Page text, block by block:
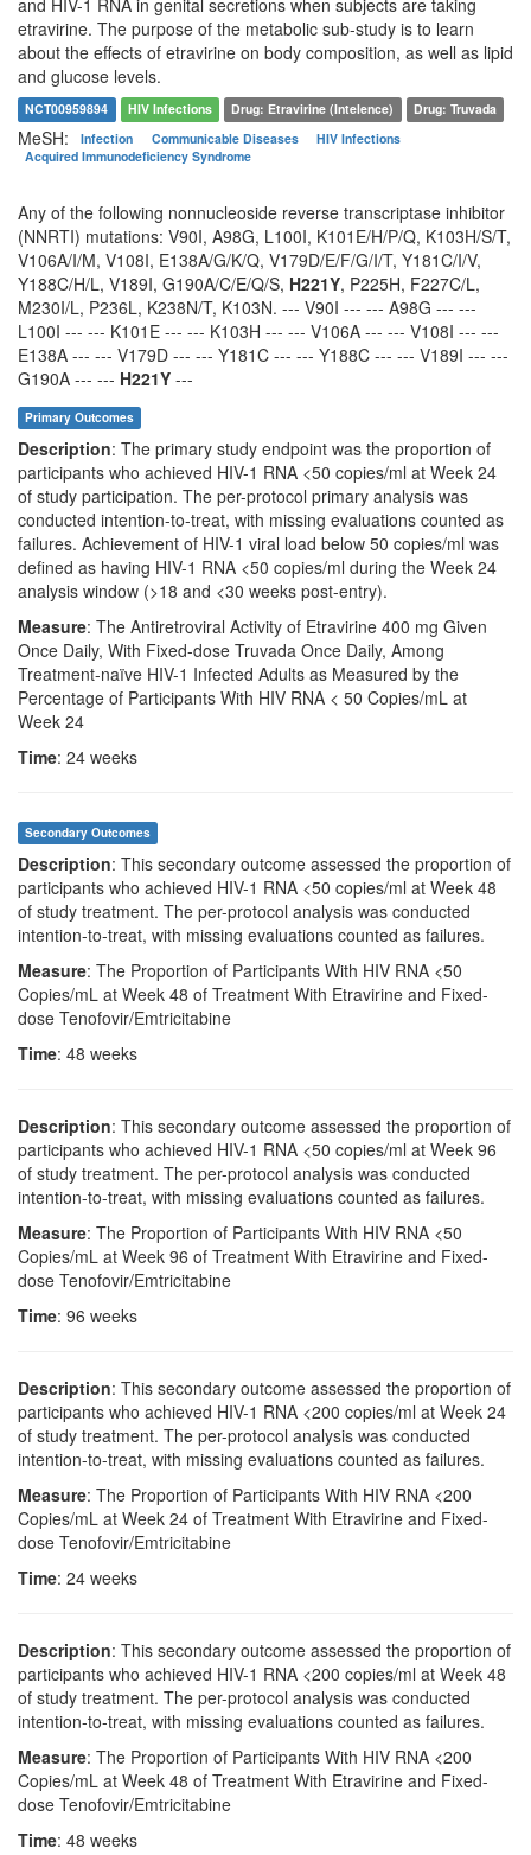
etravirine. The purpose of the metabolic sub-study is to learn
about the effects of etravirine on body composition, as well as lipid
and glucose levels.
NCT00959894 HIV Infections Drug: Etravirine (Intelence) Drug: Truvada
MeSH: Infection Communicable Diseases
HIV Infections
Acquired Immunodeficiency Syndrome
Any of the following nonnucleoside reverse transcriptase inhibitor
(NNRTI) mutations: V90I, A98G, L100I, K101E/H/P/Q, K103H/S/T,
V106A/I/M, V108I, E138A/G/K/Q, V179D/E/F/G/I/T, Y181C/I/V,
Y188C/H/L, V189I, G190A/C/E/Q/S, H221Y, P225H, F227C/L,
M230I/L, P236L, K238N/T, K103N. --- V90I --- --- A98G --- ---
L100I --- --- K101E --- --- K103H --- --- V106A --- --- V108I --- ---
E138A --- --- V179D --- --- Y181C --- --- Y188C --- --- V189I --- ---
G190A --- --- H221Y ---
Primary Outcomes
Description: The primary study endpoint was the proportion of
participants who achieved HIV-1 RNA <50 copies/ml at Week 24
of study participation. The per-protocol primary analysis was
conducted intention-to-treat, with missing evaluations counted as
failures. Achievement of HIV-1 viral load below 50 copies/ml was
defined as having HIV-1 RNA <50 copies/ml during the Week 24
analysis window (>18 and <30 weeks post-entry).
Measure: The Antiretroviral Activity of Etravirine 400 mg Given
Once Daily, With Fixed-dose Truvada Once Daily, Among
Treatment-naïve HIV-1 Infected Adults as Measured by the
Percentage of Participants With HIV RNA < 50 Copies/mL at
Week 24
Time: 24 weeks
Secondary Outcomes
Description: This secondary outcome assessed the proportion of
participants who achieved HIV-1 RNA <50 copies/ml at Week 48
of study treatment. The per-protocol analysis was conducted
intention-to-treat, with missing evaluations counted as failures.
Measure: The Proportion of Participants With HIV RNA <50
Copies/mL at Week 48 of Treatment With Etravirine and Fixed-
dose Tenofovir/Emtricitabine
Time: 48 weeks
Description: This secondary outcome assessed the proportion of
participants who achieved HIV-1 RNA <50 copies/ml at Week 96
of study treatment. The per-protocol analysis was conducted
intention-to-treat, with missing evaluations counted as failures.
Measure: The Proportion of Participants With HIV RNA <50
Copies/mL at Week 96 of Treatment With Etravirine and Fixed-
dose Tenofovir/Emtricitabine
Time: 96 weeks
Description: This secondary outcome assessed the proportion of
participants who achieved HIV-1 RNA <200 copies/ml at Week 24
of study treatment. The per-protocol analysis was conducted
intention-to-treat, with missing evaluations counted as failures.
Measure: The Proportion of Participants With HIV RNA <200
Copies/mL at Week 24 of Treatment With Etravirine and Fixed-
dose Tenofovir/Emtricitabine
Time: 24 weeks
Description: This secondary outcome assessed the proportion of
participants who achieved HIV-1 RNA <200 copies/ml at Week 48
of study treatment. The per-protocol analysis was conducted
intention-to-treat, with missing evaluations counted as failures.
Measure: The Proportion of Participants With HIV RNA <200
Copies/mL at Week 48 of Treatment With Etravirine and Fixed-
dose Tenofovir/Emtricitabine
Time: 48 weeks